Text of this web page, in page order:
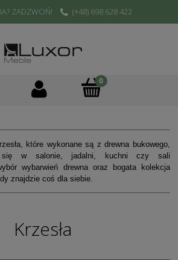
ZADZWOŃ! (+48) 698 628 422
które wykonane są z drewna bukowego,
się w salonie, jadalni, kuchni czy sali
wybarwień drewna oraz bogata kolekcja
znajdzie coś dla siebie.
Krzesła